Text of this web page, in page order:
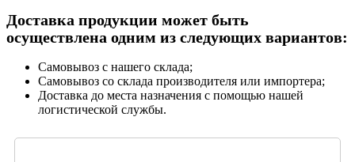
Доставка продукции может быть
осуществлена одним из следующих вариантов:
Самовывоз с нашего склада;
Самовывоз со склада производителя или импортера;
Доставка до места назначения с помощью нашей
логистической службы.